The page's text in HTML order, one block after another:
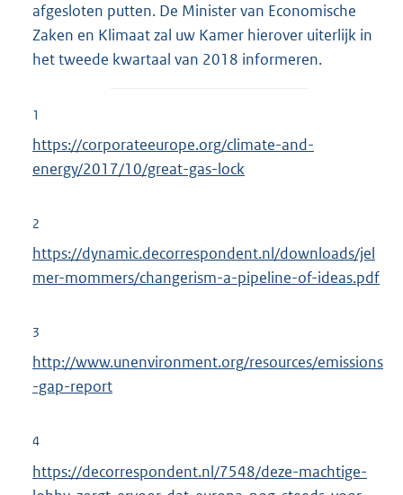
afgesloten putten. De Minister van Economische
Zaken en Klimaat zal uw Kamer hierover uiterlijk in
het tweede kwartaal van 2018 informeren.
1
https://corporateeurope.org/climate-and-
energy/2017/10/great-gas-lock
2
https://dynamic.decorrespondent.nl/downloads/jel
mer-mommers/changerism-a-pipeline-of-ideas.pdf
3
http://www.unenvironment.org/resources/emissions
-gap-report
4
https://decorrespondent.nl/7548/deze-machtige-